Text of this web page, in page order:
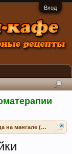
Вход
на мангале (открытом